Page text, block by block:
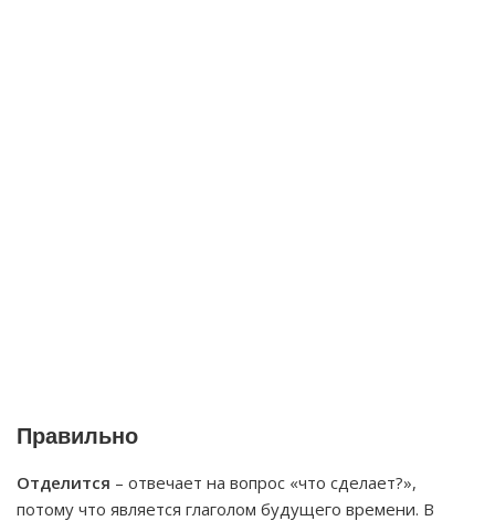
Правильно
Отделится – отвечает на вопрос «что сделает?»,
потому что является глаголом будущего времени. В